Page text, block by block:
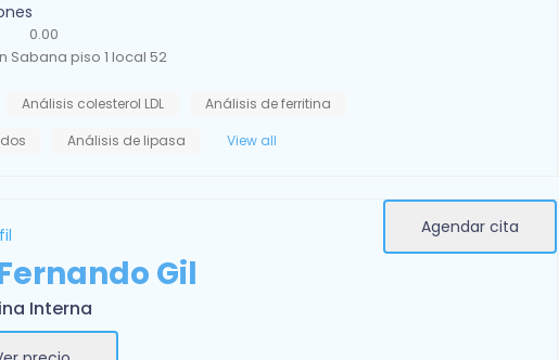
0.00
Sabana piso 1 local 52
Análisis colesterol LDL
Análisis de ferritina
Análisis de lipasa View all
Gil
Interna
Agendar cita